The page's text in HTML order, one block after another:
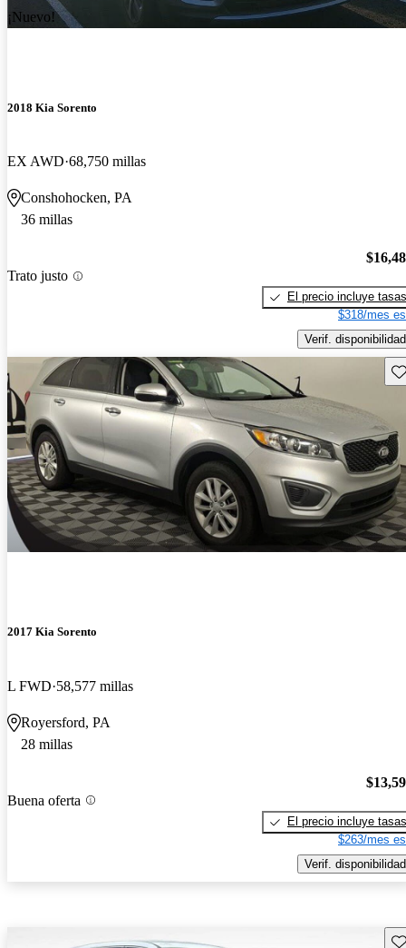
¡Nuevo!
2018 Kia Sorento
EX AWD 68,750 millas
Conshohocken, PA
36 millas
Trato justo
El precio incluye tasas
$318/mes
Verif. disponibilidad
2017 Kia Sorento
L FWD 58,577 millas
Royersford, PA
28 millas
Buena oferta
El precio incluye tasas
$263/mes
Verif. disponibilidad